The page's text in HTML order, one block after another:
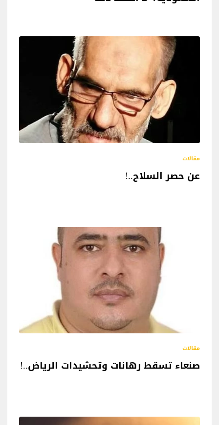
مقالات
عن حصر السلاح..!
مقالات
صنعاء تسقط رهانات وتحشيدات الرياض..!